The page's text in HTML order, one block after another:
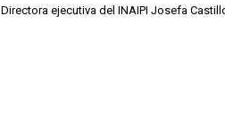
Directora ejecutiva del INAIPI Josefa